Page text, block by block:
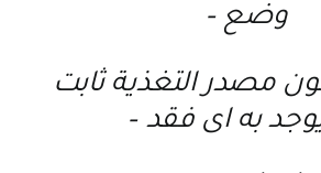
وضع –
مصدر التغذية ثابت
به اى فقد –